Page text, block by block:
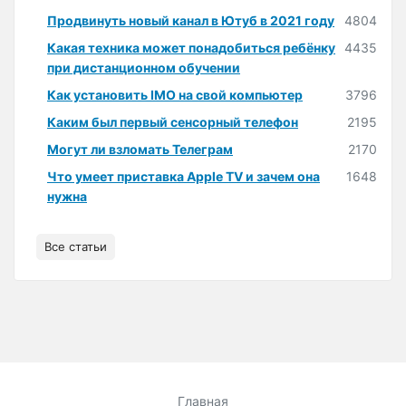
Продвинуть новый канал в Ютуб в 2021 году
4804
Какая техника может понадобиться ребёнку
при дистанционном обучении
4435
Как установить IMO на свой компьютер
3796
Каким был первый сенсорный телефон
2195
Могут ли взломать Телеграм
2170
Что умеет приставка Apple TV и зачем она
нужна
1648
Все статьи
Главная